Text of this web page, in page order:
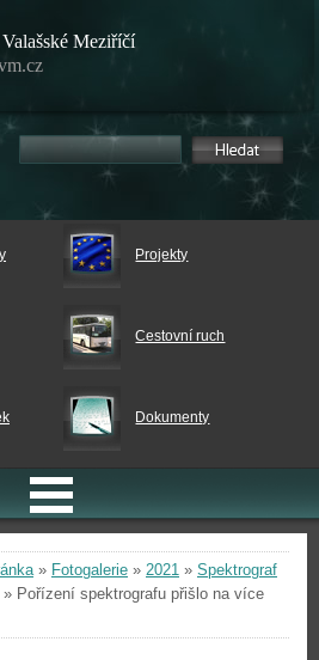
Meziříčí
Projekty
Cestovní ruch
Dokumenty
» Fotogalerie » 2021 » Spektrograf
» Pořízení spektrografu přišlo na více